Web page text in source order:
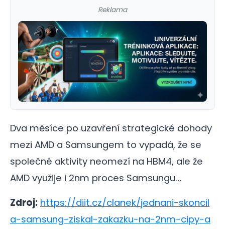
Reklama
Dva měsíce po uzavření strategické dohody
mezi AMD a Samsungem to vypadá, že se
společné aktivity neomezí na HBM4, ale že
AMD využije i 2nm proces Samsungu…
Zdroj: https://diit.cz/clanek/jednani-skoncil
a-samsung-ziskal-zakazku-na-2nm-cipy-a